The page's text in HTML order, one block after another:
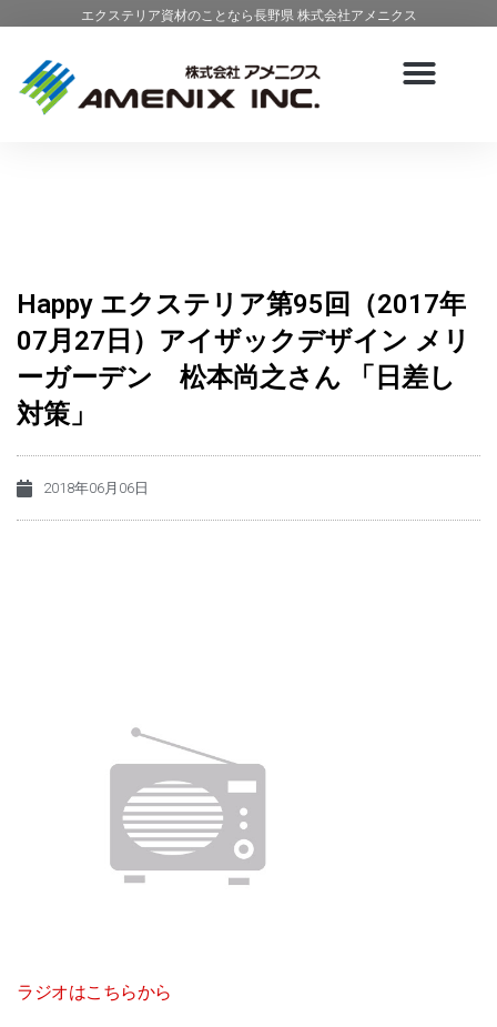
エクステリア資材のことなら長野県 株式会社アメニクス
Happy エクステリア第95回（2017年
07月27日）アイザックデザイン メリ
ーガーデン 松本尚之さん 「日差し
対策」
2018年06月06日
ラジオはこちらから